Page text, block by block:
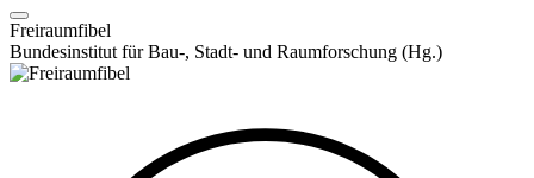
Freiraumfibel
Bundesinstitut für Bau-, Stadt- und Raumforschung (Hg.)